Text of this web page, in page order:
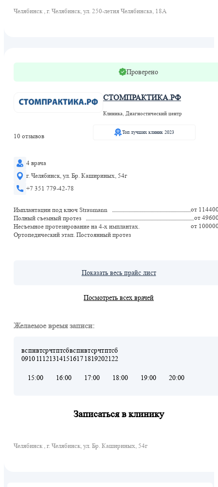
Челябинск , г. Челябинск, ул. 250-летия Челябинска, 18А
Проверено
СТОМПРАКТИКА.РФ
Клиника, Диагностический центр
10 отзывов
Топ лучших клиник 2023
4 врача
г. Челябинск, ул. Бр. Кашириных, 54г
+7 351 779-42-78
Имплантации под ключ Straumann
от
Полный съемный протез
от
Несъемное протезирование на 4-х имплантах.
Ортопедический этап. Постоянный протез
от
Показать весь прайс лист
Посмотреть всех врачей
Желаемое время записи:
вс
09
пн
10
вт
11
ср
12
чт
13
пт
14
сб
15
вс
16
пн
17
вт
18
ср
19
чт
20
пт
21
сб
22
15:00 16:00 17:00 18:00 19:00 20:00
Записаться в клинику
Челябинск , г. Челябинск, ул. Бр. Кашириных, 54г